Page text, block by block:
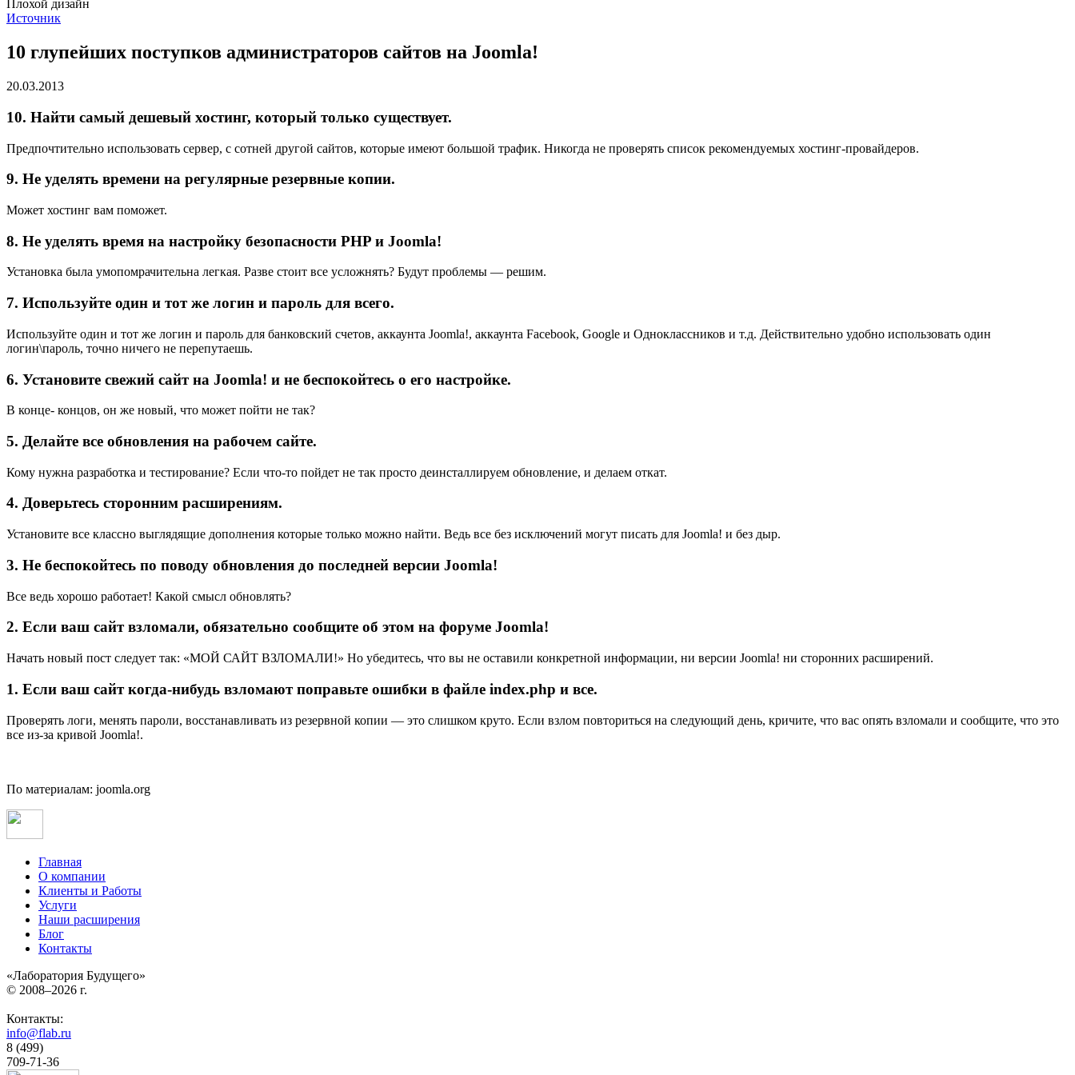
Плохой дизайн
Источник
10 глупейших поступков администраторов сайтов на Joomla!
20.03.2013
10. Найти самый дешевый хостинг, который только существует.
Предпочтительно использовать сервер, с сотней другой сайтов, которые имеют большой трафик. Никогда не проверять список рекомендуемых хостинг-провайдеров.
9. Не уделять времени на регулярные резервные копии.
Может хостинг вам поможет.
8. Не уделять время на настройку безопасности PHP и Joomla!
Установка была умопомрачительна легкая. Разве стоит все усложнять? Будут проблемы — решим.
7. Используйте один и тот же логин и пароль для всего.
Используйте один и тот же логин и пароль для банковский счетов, аккаунта Joomla!, аккаунта Facebook, Google и Одноклассников и т.д. Действительно удобно использовать один
логин\пароль, точно ничего не перепутаешь.
6. Установите свежий сайт на Joomla! и не беспокойтесь о его настройке.
В конце- концов, он же новый, что может пойти не так?
5. Делайте все обновления на рабочем сайте.
Кому нужна разработка и тестирование? Если что-то пойдет не так просто деинсталлируем обновление, и делаем откат.
4. Доверьтесь сторонним расширениям.
Установите все классно выглядящие дополнения которые только можно найти. Ведь все без исключений могут писать для Joomla! и без дыр.
3. Не беспокойтесь по поводу обновления до последней версии Joomla!
Все ведь хорошо работает! Какой смысл обновлять?
2. Если ваш сайт взломали, обязательно сообщите об этом на форуме Joomla!
Начать новый пост следует так: «МОЙ САЙТ ВЗЛОМАЛИ!» Но убедитесь, что вы не оставили конкретной информации, ни версии Joomla! ни сторонних расширений.
1. Если ваш сайт когда-нибудь взломают поправьте ошибки в файле index.php и все.
Проверять логи, менять пароли, восстанавливать из резервной копии — это слишком круто. Если взлом повториться на следующий день, кричите, что вас опять взломали и сообщите, что это
все из-за кривой Joomla!.
По материалам: joomla.org
Главная
О компании
Клиенты и Работы
Услуги
Наши расширения
Блог
Контакты
«Лаборатория Будущего»
© 2008–2026 г.
Контакты:
info@flab.ru
8 (499)
709-71-36